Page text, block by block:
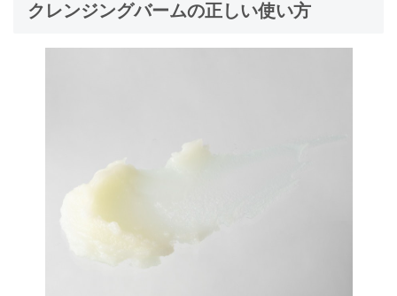
クレンジングバームの正しい使い方